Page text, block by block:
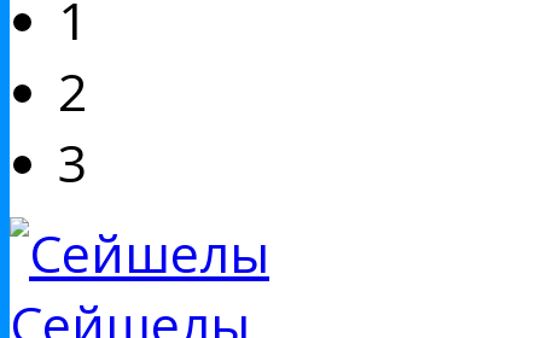
1
2
3
Сейшелы